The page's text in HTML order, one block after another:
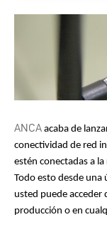
ANCA acaba de
conectividad de red
estén conectadas a
Todo esto desde una
usted puede acceder
producción o en